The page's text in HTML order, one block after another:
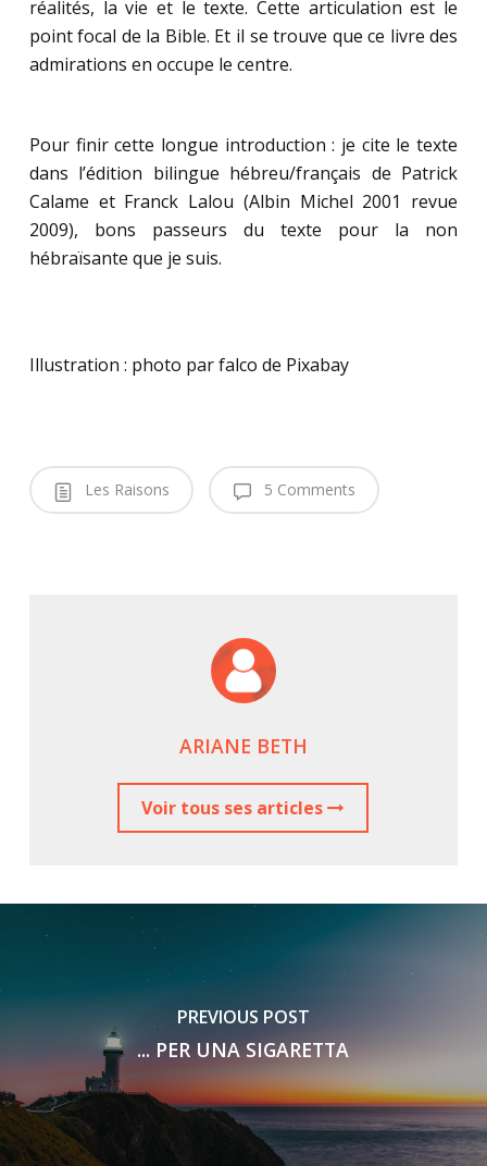
réalités, la vie et le texte. Cette articulation est le
point focal de la Bible. Et il se trouve que ce livre des
admirations en occupe le centre.
Pour finir cette longue introduction : je cite le texte
dans l’édition bilingue hébreu/français de Patrick
Calame et Franck Lalou (Albin Michel 2001 revue
2009), bons passeurs du texte pour la non
hébraïsante que je suis.
Illustration : photo par falco de Pixabay
Les Raisons 5 Comments
ARIANE BETH
Voir tous ses articles
PREVIOUS POST
... PER UNA SIGARETTA